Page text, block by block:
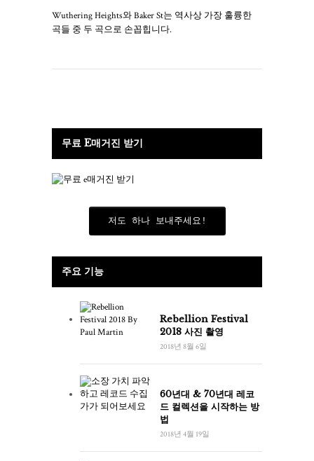
Wuthering Heights와 Baker St는 역사상 가장 훌륭한
곡들 중 두 곡으로 손꼽힙니다.
무료 E매거진 받기
저도 하나 보내주세요!
주요 기능
Rebellion Festival
2018 사진 촬영
2018년 8월 6일
60년대 & 70년대 레코
드 컬렉션을 시작하는 방
법
2018년 4월 19일